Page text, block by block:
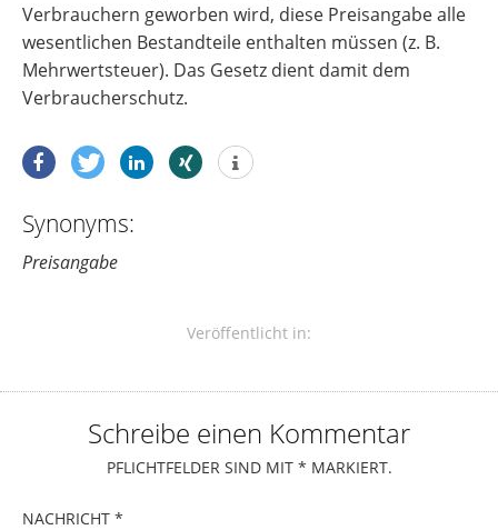
Verbrauchern geworben wird, diese Preisangabe alle
wesentlichen Bestandteile enthalten müssen (z. B.
Mehrwertsteuer). Das Gesetz dient damit dem
Verbraucherschutz.
Synonyms:
Preisangabe
Veröffentlicht in:
Schreibe einen Kommentar
PFLICHTFELDER SIND MIT * MARKIERT.
NACHRICHT *